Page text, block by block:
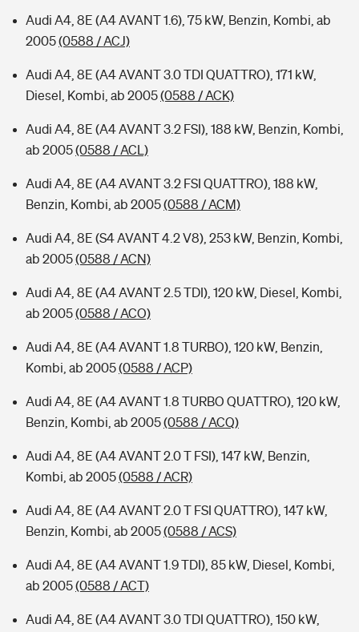
Audi A4, 8E (A4 AVANT 1.6), 75 kW, Benzin, Kombi, ab
2005(0588 / ACJ)
Audi A4, 8E (A4 AVANT 3.0 TDI QUATTRO), 171 kW,
Diesel, Kombi, ab 2005(0588 / ACK)
Audi A4, 8E (A4 AVANT 3.2 FSI), 188 kW, Benzin, Kombi,
ab 2005(0588 / ACL)
Audi A4, 8E (A4 AVANT 3.2 FSI QUATTRO), 188 kW,
Benzin, Kombi, ab 2005(0588 / ACM)
Audi A4, 8E (S4 AVANT 4.2 V8), 253 kW, Benzin, Kombi,
ab 2005(0588 / ACN)
Audi A4, 8E (A4 AVANT 2.5 TDI), 120 kW, Diesel, Kombi,
ab 2005(0588 / ACO)
Audi A4, 8E (A4 AVANT 1.8 TURBO), 120 kW, Benzin,
Kombi, ab 2005(0588 / ACP)
Audi A4, 8E (A4 AVANT 1.8 TURBO QUATTRO), 120 kW,
Benzin, Kombi, ab 2005(0588 / ACQ)
Audi A4, 8E (A4 AVANT 2.0 T FSI), 147 kW, Benzin,
Kombi, ab 2005(0588 / ACR)
Audi A4, 8E (A4 AVANT 2.0 T FSI QUATTRO), 147 kW,
Benzin, Kombi, ab 2005(0588 / ACS)
Audi A4, 8E (A4 AVANT 1.9 TDI), 85 kW, Diesel, Kombi,
ab 2005(0588 / ACT)
Audi A4, 8E (A4 AVANT 3.0 TDI QUATTRO), 150 kW,